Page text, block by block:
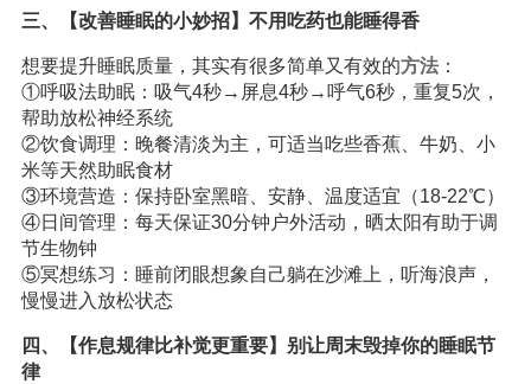
三、【改善睡眠的小妙招】不用吃药也能睡得香
想要提升睡眠质量，其实有很多简单又有效的方法：
①呼吸法助眠：吸气4秒→屏息4秒→呼气6秒，重复5次，
帮助放松神经系统
②饮食调理：晚餐清淡为主，可适当吃些香蕉、牛奶、小
米等天然助眠食材
③环境营造：保持卧室黑暗、安静、温度适宜（18-22℃）
④日间管理：每天保证30分钟户外活动，晒太阳有助于调
节生物钟
⑤冥想练习：睡前闭眼想象自己躺在沙滩上，听海浪声，
慢慢进入放松状态
四、【作息规律比补觉更重要】别让周末毁掉你的睡眠节
律